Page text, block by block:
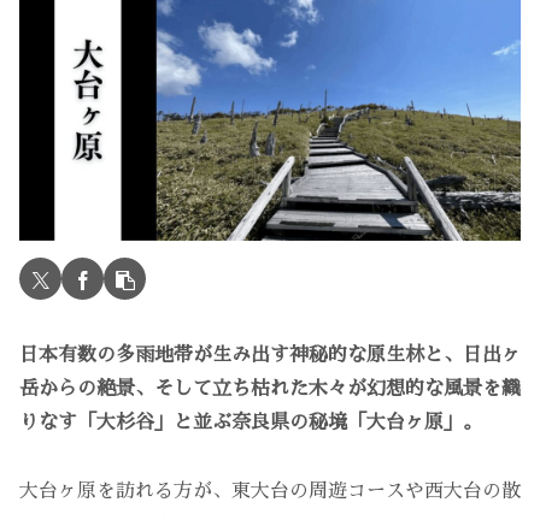
日本有数の多雨地帯が生み出す神秘的な原生林と、日出ヶ
岳からの絶景、そして立ち枯れた木々が幻想的な風景を織
りなす「大杉谷」と並ぶ奈良県の秘境「大台ヶ原」。
大台ヶ原を訪れる方が、東大台の周遊コースや西大台の散